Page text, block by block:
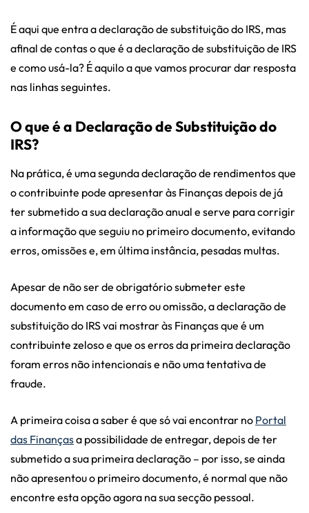
É aqui que entra a declaração de substituição do IRS, mas
afinal de contas o que é a declaração de substituição de IRS
e como usá-la? É aquilo a que vamos procurar dar resposta
nas linhas seguintes.
O que é a Declaração de Substituição do
IRS?
Na prática, é uma segunda declaração de rendimentos que
o contribuinte pode apresentar às Finanças depois de já
ter submetido a sua declaração anual e serve para corrigir
a informação que seguiu no primeiro documento, evitando
erros, omissões e, em última instância, pesadas multas.
Apesar de não ser de obrigatório submeter este
documento em caso de erro ou omissão, a declaração de
substituição do IRS vai mostrar às Finanças que é um
contribuinte zeloso e que os erros da primeira declaração
foram erros não intencionais e não uma tentativa de
fraude.
A primeira coisa a saber é que só vai encontrar no Portal
das Finançasa possibilidade de entregar, depois de ter
submetido a sua primeira declaração – por isso, se ainda
não apresentou o primeiro documento, é normal que não
encontre esta opção agora na sua secção pessoal.